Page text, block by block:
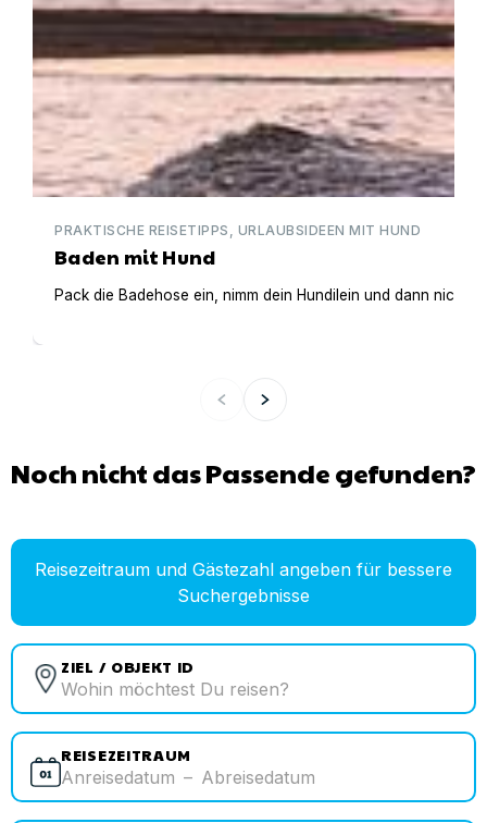
PRAKTISCHE REISETIPPS, URLAUBSIDEEN MIT HUND
Baden mit Hund
Pack die Badehose ein, nimm dein Hundilein und dann nichts
Noch nicht das Passende gefunden?
Reisezeitraum und Gästezahl angeben für bessere
Suchergebnisse
ZIEL / OBJEKT ID
REISEZEITRAUM
Anreisedatum – Abreisedatum